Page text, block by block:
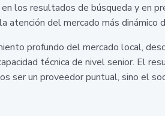
los resultados de búsqueda y en
atención del mercado más
profundo del mercado local,
técnica de nivel senior. El
ser un proveedor puntual, sino el